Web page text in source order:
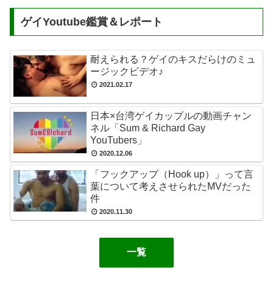
ゲイYoutube鑑賞＆レポート
耐えられる？ゲイのキスだらけのミュ
ージックビデオ♪
2021.02.17
日本×台湾ゲイカップルの動画チャン
ネル「Sum & Richard Gay
YouTubers」
2020.12.06
「フックアップ（Hook up）」って言
葉について考えさせられたMVだった
件
2020.11.30
一覧